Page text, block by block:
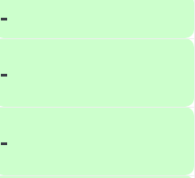
-
-
-